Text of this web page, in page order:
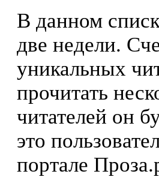
В данном
две недели.
уникальных
прочитать
читателей он
это
портале